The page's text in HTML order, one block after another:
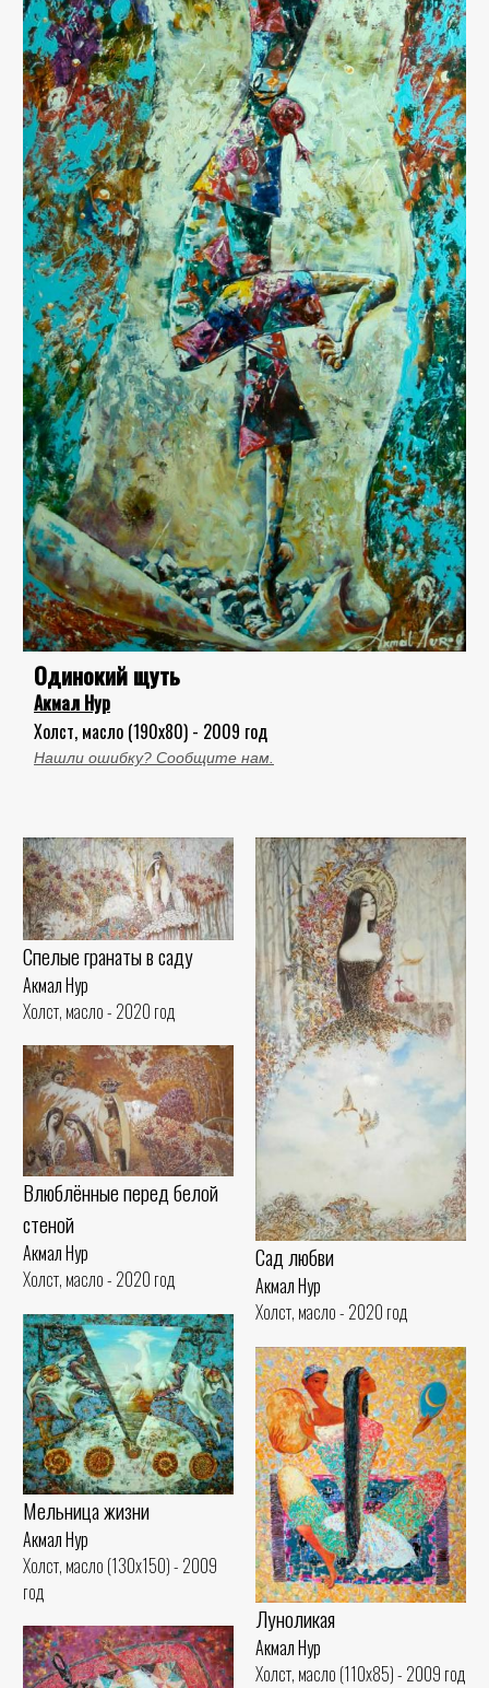
Одинокий щуть
Акмал Нур
Холст, масло (190x80) - 2009 год
Нашли ошибку? Сообщите нам.
Спелые гранаты в саду
Акмал Нур
Холст, масло - 2020 год
Сад любви
Акмал Нур
Холст, масло - 2020 год
Влюблённые перед белой
стеной
Акмал Нур
Холст, масло - 2020 год
Мельница жизни
Акмал Нур
Холст, масло (130x150) - 2009
год
Луноликая
Акмал Нур
Холст, масло (110x85) - 2009 год